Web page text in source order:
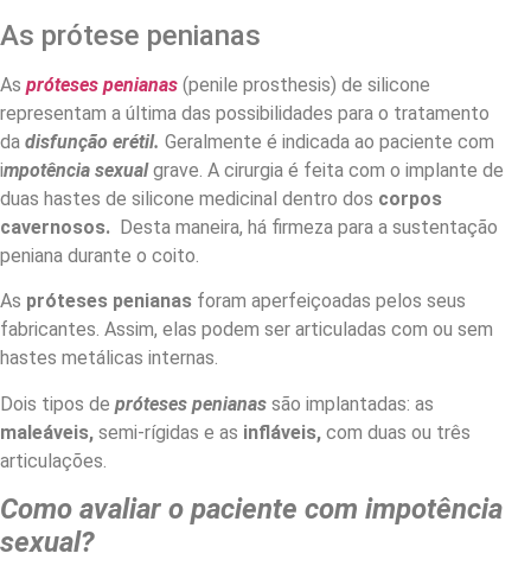
As prótese penianas
As próteses penianas (penile prosthesis) de silicone
representam a última das possibilidades para o tratamento
da disfunção erétil. Geralmente é indicada ao paciente com
impotência sexualgrave. A cirurgia é feita com o implante de
duas hastes de silicone medicinal dentro dos corpos
cavernosos. Desta maneira, há firmeza para a sustentação
peniana durante o coito.
As próteses penianas foram aperfeiçoadas pelos seus
fabricantes. Assim, elas podem ser articuladas com ou sem
hastes metálicas internas.
Dois tipos de próteses penianas são implantadas: as
maleáveis, semi-rígidas e as infláveis, com duas ou três
articulações.
Como avaliar o paciente com impotência
sexual?